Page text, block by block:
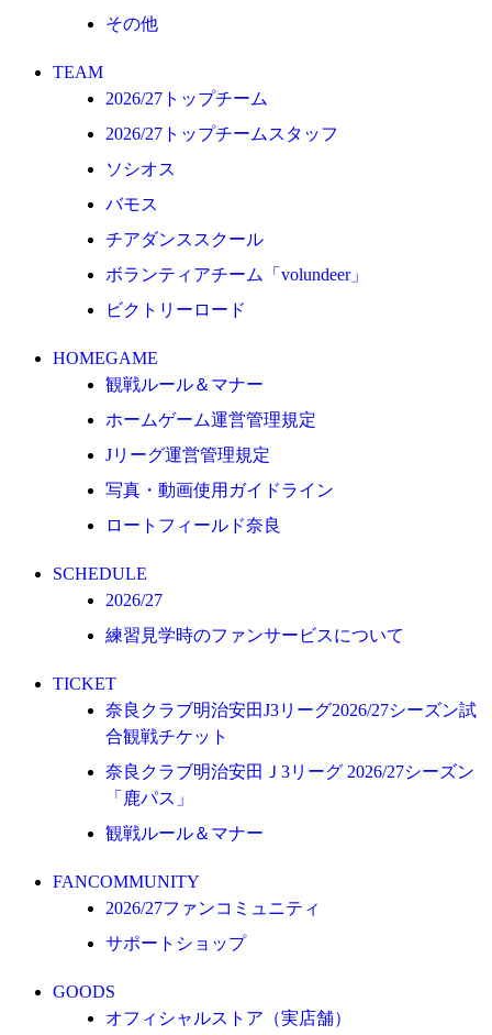
写真・動画使用ガイドライン
SCHEDULE
2026/27
練習見学時のファンサービスについて
奈良クラブ明治安田J3リーグ2026/27シーズン試
合観戦チケット
奈良クラブ明治安田Ｊ3リーグ 2026/27シーズン
観戦ルール＆マナー
FANCOMMUNITY
2026/27ファンコミュニティ
サポートショップ
GOODS
ACADEMY
プロジェクト
コーチ&スタッフ
ジュニア
ジュニアユース
ユース
練習拠点（ナラディーア）
2026/27 パートナー企業
パートナー募集
その他
TEAM
2026/27トップチーム
2026/27トップチームスタッフ
ソシオス
バモス
チアダンススクール
ボランティアチーム「volundeer」
ビクトリーロード
HOMEGAME
観戦ルール＆マナー
ホームゲーム運営管理規定
Jリーグ運営管理規定
写真・動画使用ガイドライン
ロートフィールド奈良
SCHEDULE
2026/27
練習見学時のファンサービスについて
TICKET
奈良クラブ明治安田J3リーグ2026/27シーズン試
合観戦チケット
奈良クラブ明治安田Ｊ3リーグ 2026/27シーズン
「鹿パス」
観戦ルール＆マナー
FANCOMMUNITY
2026/27ファンコミュニティ
サポートショップ
GOODS
オフィシャルストア（実店舗）